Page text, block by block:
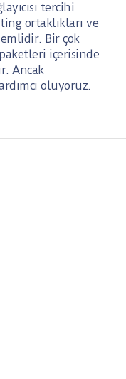
tercihi
ortaklıkları ve
Bir çok
paketleri içerisinde
Ancak
oluyoruz.